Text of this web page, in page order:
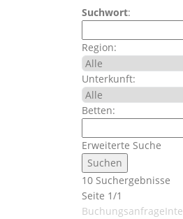
Suchwort:
Region:
Unterkunft:
Betten:
Erweiterte Suche
10 Suchergebnisse
Seite 1/1
Buchungsanfrage